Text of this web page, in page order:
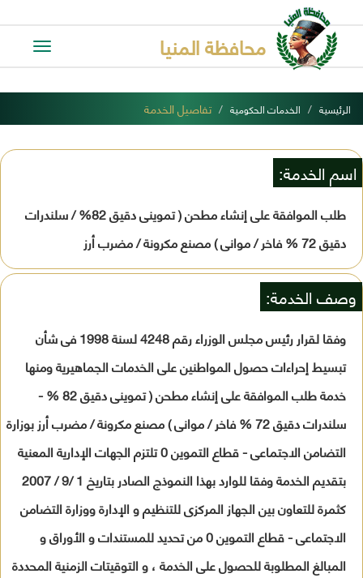
Toggle
محافظة المنيا
الرئيسية الخدمات الحكومية تفاصيل الخدمة
اسم الخدمة:
طلب الموافقة على إنشاء مطحن ( تموينى دقيق 82% / سلندرات
دقيق 72 % فاخر / موانى ) مصنع مكرونة / مضرب أرز
وصف الخدمة:
وفقا لقرار رئيس مجلس الوزراء رقم 4248 لسنة 1998 فى شأن
تبسيط إحراءات حصول المواطنين على الخدمات الجماهيرية ومنها
خدمة طلب الموافقة على إنشاء مطحن ( تموينى دقيق 82 % -
سلندرات دقيق 72 % فاخر / موانى ) مصنع مكرونة / مضرب أرز بوزارة
التضامن الاجتماعى - قطاع التموين 0 تلتزم الجهات الإدارية المعنية
بتقديم الخدمة وفقا للوارد بهذا النموذج الصادر بتاريخ 1 /9 / 2007
كثمرة للتعاون بين الجهاز المركزى للتنظيم و الإدارة ووزارة التضامن
الاجتماعى - قطاع التموين 0 من تحديد للمستندات و الأوراق و
المبالغ المطلوبة للحصول على الخدمة ، و التوقيتات الزمنية المحددة